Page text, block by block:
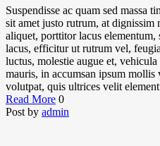
Suspendisse ac quam sed massa
sit amet justo rutrum, at dignissim
aliquet, porttitor lacus elementum,
lacus, efficitur ut rutrum vel,
luctus, molestie augue et,
mauris, in accumsan ipsum
volutpat, quis ultrices velit
Read More 0
Post by admin